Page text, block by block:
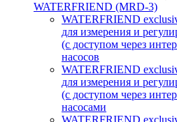
WATERFRIEND (MRD-3)
WATERFRIEND
для измерения и
(с доступом через
насосов
WATERFRIEND
для измерения и
(с доступом через
насосами
WATERFRIEND